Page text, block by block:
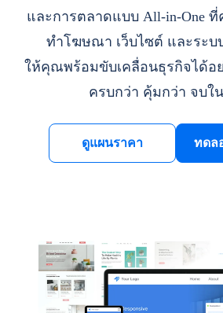
และการตลาดแบบ All-in-One
ทำโฆษณา เว็บไซต์ และระ
ให้คุณพร้อมขับเคลื่อนธุรกิจได้อ
ครบกว่า คุ้มกว่า จบใ
ดูแผนราคา ทดล